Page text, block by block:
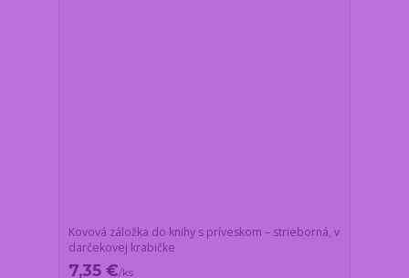
Kovová záložka do knihy s príveskom – strieborná, v
darčekovej krabičke
7,35 €/ks